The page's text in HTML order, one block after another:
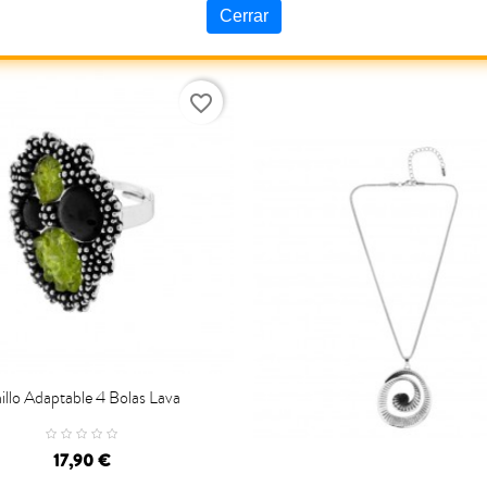
de la misma categoría:
Adaptable 4 Bolas Lava
17,90 €
favorite_border
Cerrar